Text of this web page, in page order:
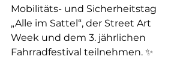
Mobilitäts- und Sicherheitstag
„Alle im Sattel“, der Street Art
Week und dem 3. jährlichen
Fahrradfestival teilnehmen. ✨